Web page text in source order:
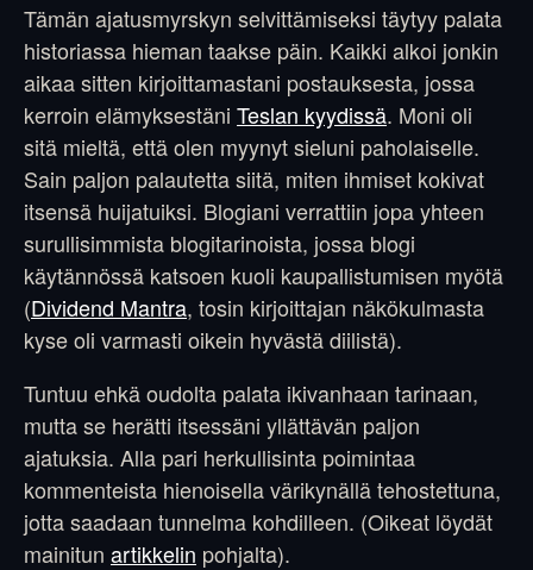
Tämän ajatusmyrskyn selvittämiseksi täytyy palata
historiassa hieman taakse päin. Kaikki alkoi jonkin
aikaa sitten kirjoittamastani postauksesta, jossa
kerroin elämyksestäni Teslan kyydissä. Moni oli
sitä mieltä, että olen myynyt sieluni paholaiselle.
Sain paljon palautetta siitä, miten ihmiset kokivat
itsensä huijatuiksi. Blogiani verrattiin jopa yhteen
surullisimmista blogitarinoista, jossa blogi
käytännössä katsoen kuoli kaupallistumisen myötä
(Dividend Mantra, tosin kirjoittajan näkökulmasta
kyse oli varmasti oikein hyvästä diilistä).
Tuntuu ehkä oudolta palata ikivanhaan tarinaan,
mutta se herätti itsessäni yllättävän paljon
ajatuksia. Alla pari herkullisinta poimintaa
kommenteista hienoisella värikynällä tehostettuna,
jotta saadaan tunnelma kohdilleen. (Oikeat löydät
mainitun artikkelin pohjalta).